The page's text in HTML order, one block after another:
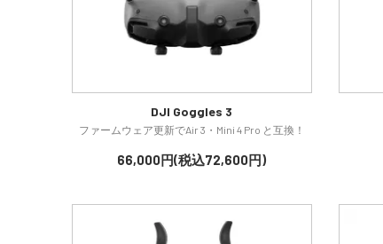
DJI Goggles 3
ファームウェア更新でAir 3・Mini 4 Pro と互換！
66,000円(税込72,600円)